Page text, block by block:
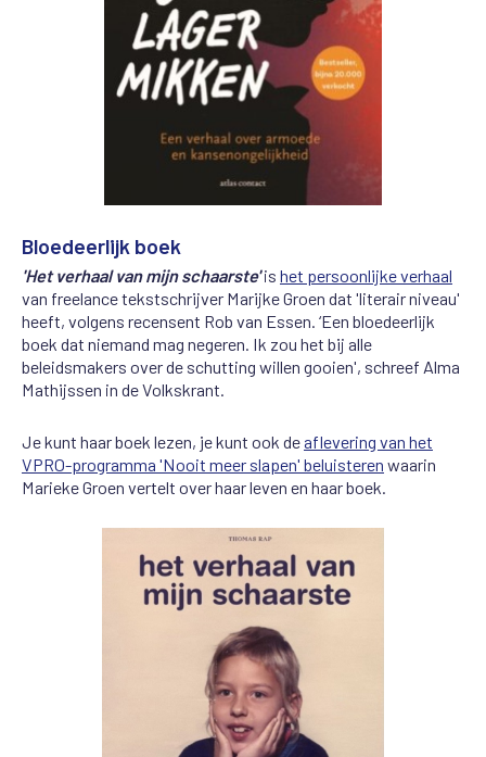
Bloedeerlijk boek
'Het verhaal van mijn schaarste'is het persoonlijke verhaal
van freelance tekstschrijver Marijke Groen dat 'literair niveau'
heeft, volgens recensent Rob van Essen. ‘Een bloedeerlijk
boek dat niemand mag negeren. Ik zou het bij alle
beleidsmakers over de schutting willen gooien', schreef Alma
Mathijssen in de Volkskrant.
Je kunt haar boek lezen, je kunt ook deaflevering van het
VPRO-programma 'Nooit meer slapen' beluisteren waarin
Marieke Groen vertelt over haar leven en haar boek.